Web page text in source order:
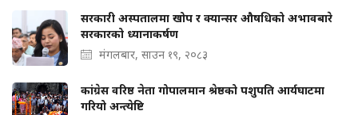
सरकारी अस्पतालमा खोप र क्यान्सर औषधिको अभावबारे
सरकारको ध्यानाकर्षण
मंगलबार, साउन १९, २०८३
कांग्रेस वरिष्ठ नेता गोपालमान श्रेष्ठको पशुपति आर्यघाटमा
गरियो अन्त्येष्टि